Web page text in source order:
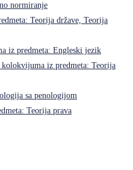
normiranje
Teorija države, Teorija
iz predmeta: Engleski jezik
iz predmeta: Teorija
sa penologijom
Teorija prava